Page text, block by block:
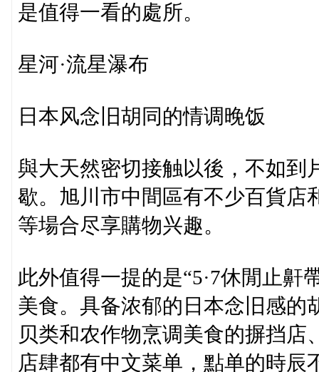
是值得一看的處所。
星河·流星瀑布
日本风念旧胡同的情调晚饭
與大天然密切接触以後，不如到
歇。旭川市中間區有不少百貨店
等場合尽享購物兴趣。
此外值得一提的是“5·7休閒止鼾
美食。具备浓郁的日本念旧感的
贝类和农作物烹调美食的摒挡
店肆都有中文菜单，點单的時